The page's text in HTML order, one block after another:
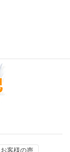
お客様の声